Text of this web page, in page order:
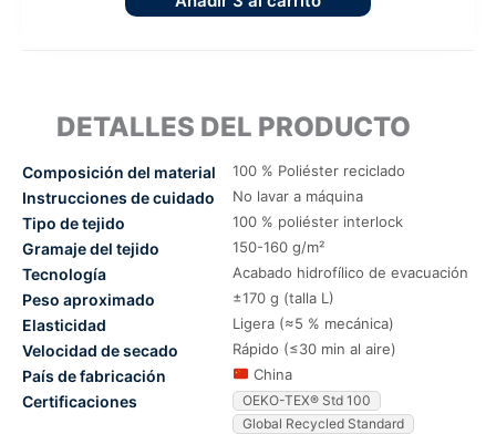
DETALLES DEL PRODUCTO
Composición del material 100 % Poliéster reciclado
Instrucciones de cuidado No lavar a máquina
Tipo de tejido 100 % poliéster interlock
Gramaje del tejido 150-160 g/m²
Tecnología Acabado hidrofílico de evacuación
Peso aproximado ±170 g (talla L)
Elasticidad Ligera (≈5 % mecánica)
Velocidad de secado Rápido (≤30 min al aire)
País de fabricación China
Certificaciones
OEKO-TEX® Std 100
Global Recycled Standard